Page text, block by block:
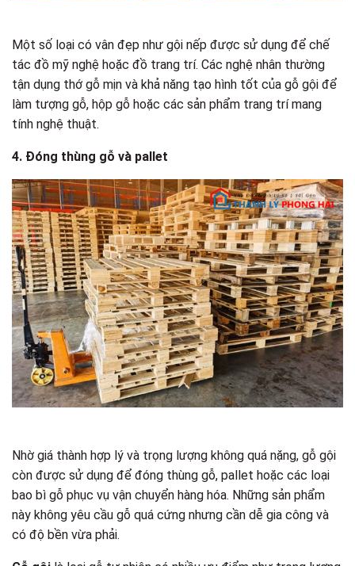
Một số loại có vân đẹp như gội nếp được sử dụng để chế
tác đồ mỹ nghệ hoặc đồ trang trí. Các nghệ nhân thường
tận dụng thớ gỗ mịn và khả năng tạo hình tốt của gỗ gội để
làm tượng gỗ, hộp gỗ hoặc các sản phẩm trang trí mang
tính nghệ thuật.
4. Đóng thùng gỗ và pallet
Nhờ giá thành hợp lý và trọng lượng không quá nặng, gỗ gội
còn được sử dụng để đóng thùng gỗ, pallet hoặc các loại
bao bì gỗ phục vụ vận chuyển hàng hóa. Những sản phẩm
này không yêu cầu gỗ quá cứng nhưng cần dễ gia công và
có độ bền vừa phải.